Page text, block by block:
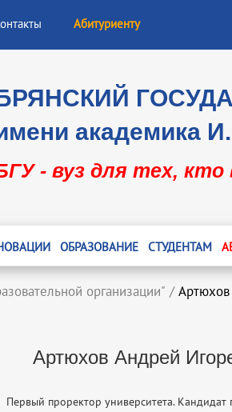
Абитуриенту
академика
- вуз для тех, кто
ОБРАЗОВАНИЕ СТУДЕНТАМ
организации" /
Артюхов Андрей
Первый проректор университета. Кандидат